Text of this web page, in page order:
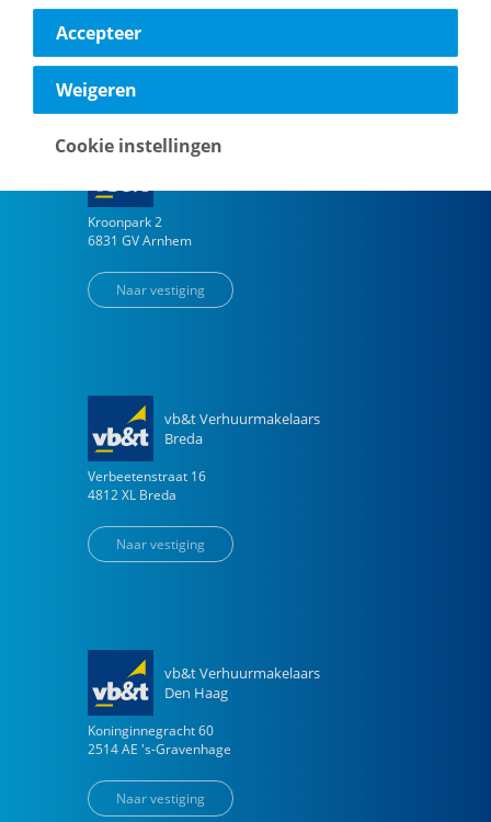
Naar vestiging
Kroonpark 2
6831 GV Arnhem
Naar vestiging
vb&t Verhuurmakelaars
Breda
Verbeetenstraat 16
4812 XL Breda
Naar vestiging
vb&t Verhuurmakelaars
Den Haag
Koninginnegracht 60
2514 AE 's-Gravenhage
Naar vestiging
Accepteer
Weigeren
Cookie instellingen